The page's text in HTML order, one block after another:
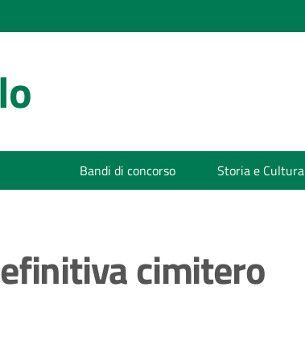
Bandi di concorso Storia e Cultura
cimitero